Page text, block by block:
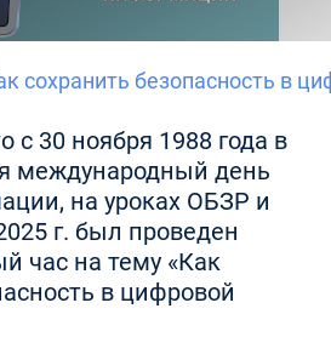
сохранить безопасность в
с 30 ноября 1988 года в
международный день
на уроках ОБЗР и
г. был проведен
час на тему «Как
в цифровой